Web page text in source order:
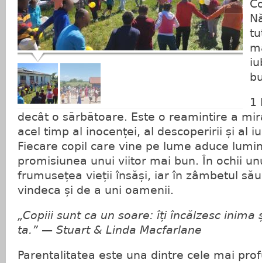
1
decât o sărbătoare. Este o reamintire a
acel timp al inocenței, al descoperirii și al
Fiecare copil care vine pe lume aduce
promisiunea unui viitor mai bun. În ochii
frumusețea vieții însăși, iar în zâmbetul
vindeca și de a uni oamenii.
„Copiii sunt ca un soare: îți încălzesc inima
ta.” — Stuart & Linda Macfarlane
Parentalitatea este una dintre cele mai